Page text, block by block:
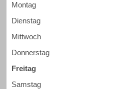
Montag
Dienstag
Mittwoch
Donnerstag
Freitag
Samstag